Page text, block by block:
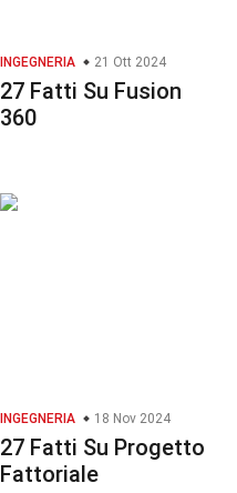
INGEGNERIA 21 Ott 2024
27 Fatti Su Fusion
360
INGEGNERIA 18 Nov 2024
27 Fatti Su Progetto
Fattoriale